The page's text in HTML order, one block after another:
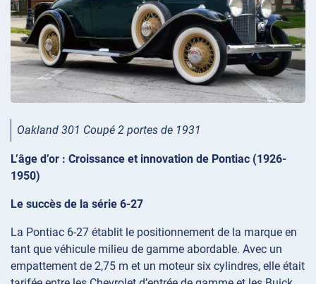
Oakland 301 Coupé 2 portes de 1931
L’âge d’or : Croissance et innovation de Pontiac (1926-
1950)
Le succès de la série 6-27
La Pontiac 6-27 établit le positionnement de la marque en
tant que véhicule milieu de gamme abordable. Avec un
empattement de 2,75 m et un moteur six cylindres, elle était